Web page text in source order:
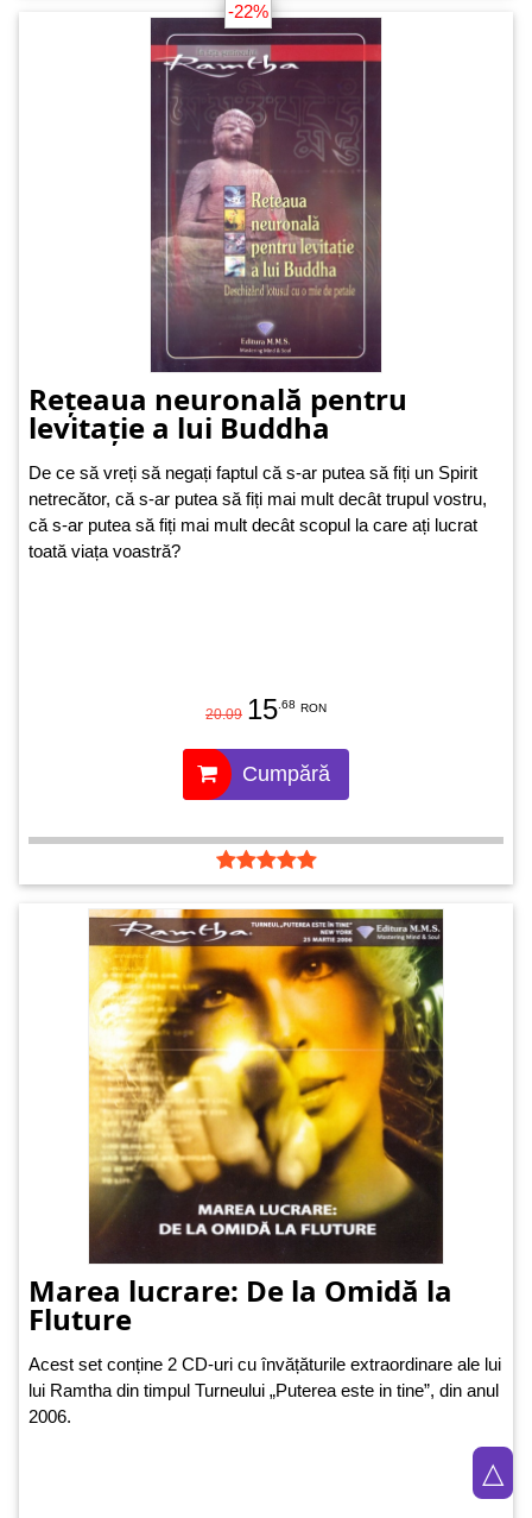
-22%
Rețeaua neuronală pentru
levitație a lui Buddha
De ce să vreți să negați faptul că s-ar putea să fiți un Spirit
netrecător, că s-ar putea să fiți mai mult decât trupul vostru,
că s-ar putea să fiți mai mult decât scopul la care ați lucrat
toată viața voastră?
20.09 15.68 RON
Cumpără
Marea lucrare: De la Omidă la
Fluture
Acest set conține 2 CD-uri cu învățăturile extraordinare ale lui
lui Ramtha din timpul Turneului „Puterea este in tine”, din anul
2006.
△